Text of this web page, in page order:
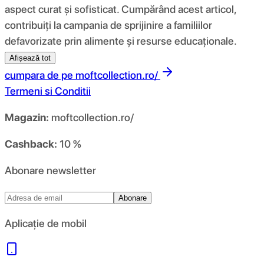
aspect curat și sofisticat. Cumpărând acest articol,
contribuiți la campania de sprijinire a familiilor
defavorizate prin alimente și resurse educaționale.
Afișează tot
cumpara de pe moftcollection.ro/
Termeni si Conditii
Magazin: moftcollection.ro/
Cashback: 10 %
Abonare newsletter
Abonare
Aplicație de mobil